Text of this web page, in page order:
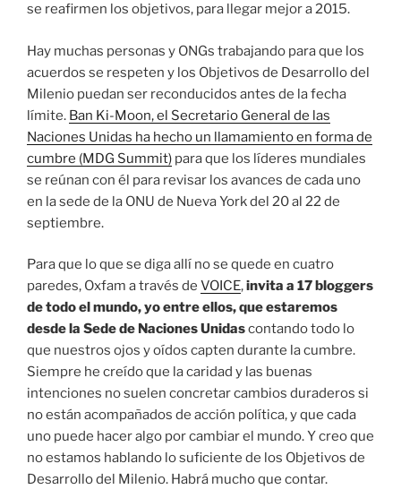
se reafirmen los objetivos, para llegar mejor a 2015.
Hay muchas personas y ONGs trabajando para que los
acuerdos se respeten y los Objetivos de Desarrollo del
Milenio puedan ser reconducidos antes de la fecha
límite. Ban Ki-Moon, el Secretario General de las
Naciones Unidas ha hecho un llamamiento en forma de
cumbre (MDG Summit) para que los líderes mundiales
se reúnan con él para revisar los avances de cada uno
en la sede de la ONU de Nueva York del 20 al 22 de
septiembre.
Para que lo que se diga allí no se quede en cuatro
paredes, Oxfam a través de VOICE,invita a 17 bloggers
de todo el mundo, yo entre ellos, que estaremos
desde la Sede de Naciones Unidascontando todo lo
que nuestros ojos y oídos capten durante la cumbre.
Siempre he creído que la caridad y las buenas
intenciones no suelen concretar cambios duraderos si
no están acompañados de acción política, y que cada
uno puede hacer algo por cambiar el mundo. Y creo que
no estamos hablando lo suficiente de los Objetivos de
Desarrollo del Milenio. Habrá mucho que contar.